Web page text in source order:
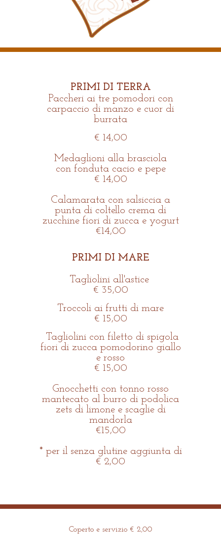
PRIMI DI TERRA
Paccheri ai tre pomodori con
carpaccio di manzo e cuor di
burrata
€ 14,00
Medaglioni alla brasciola
con fonduta cacio e pepe
€ 14,00
Calamarata con salsiccia a
punta di coltello crema di
zucchine fiori di zucca e yogurt
€14,00
PRIMI DI MARE
Tagliolini all'astice
€ 35,00
Troccoli ai frutti di mare
€ 15,00
Tagliolini con filetto di spigola
fiori di zucca pomodorino giallo
e rosso
€ 15,00
Gnocchetti con tonno rosso
mantecato al burro di podolica
zets di limone e scaglie di
mandorla
€15,00
* per il senza glutine aggiunta di
€ 2,00
Coperto e servizio € 2,00